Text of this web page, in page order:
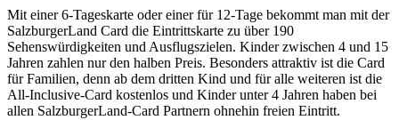
Mit einer 6-Tageskarte oder einer für 12-Tage bekommt man mit der
SalzburgerLand Card die Eintrittskarte zu über 190
Sehenswürdigkeiten und Ausflugszielen. Kinder zwischen 4 und 15
Jahren zahlen nur den halben Preis. Besonders attraktiv ist die Card
für Familien, denn ab dem dritten Kind und für alle weiteren ist die
All-Inclusive-Card kostenlos und Kinder unter 4 Jahren haben bei
allen SalzburgerLand-Card Partnern ohnehin freien Eintritt.